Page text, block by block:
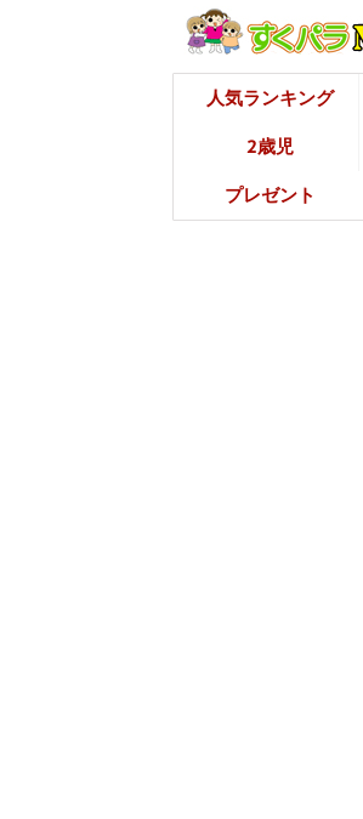
人気ランキング
2歳児
プレゼント